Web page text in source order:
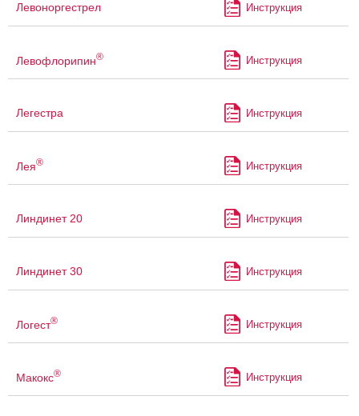
Левоноргестрел Инструкция
Левофлорипин® Инструкция
Легестра Инструкция
Лея® Инструкция
Линдинет 20 Инструкция
Линдинет 30 Инструкция
Логест® Инструкция
Макокс® Инструкция